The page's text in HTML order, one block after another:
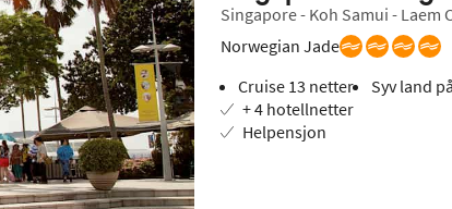
Singapore - Koh Samui - Laem
Norwegian Jade
Cruise 13 netter
Syv land
+ 4 hotellnetter
Helpensjon